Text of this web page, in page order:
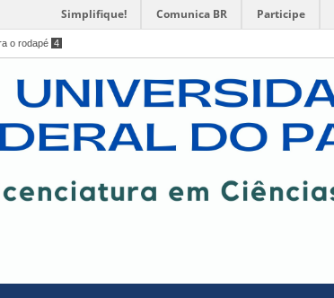
Simplifique! Comunica BR Participe
o rodapé 4